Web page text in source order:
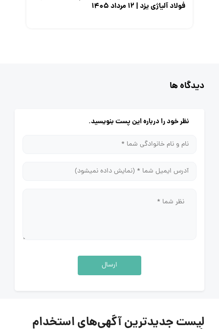
فولاد آلیاژی یزد | ۱۲ مرداد ۱۴۰۵
دیدگاه ها
نظر خود را درباره این پست بنویسید.
ارسال
لیست جدیدترین آگهی‌های استخدام